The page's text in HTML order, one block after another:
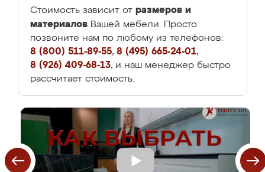
Стоимость зависит от размеров и
материалов Вашей мебели. Просто
позвоните нам по любому из телефонов:
8 (800) 511-89-55, 8 (495) 665-24-01,
8 (926) 409-68-13, и наш менеджер быстро
рассчитает стоимость.